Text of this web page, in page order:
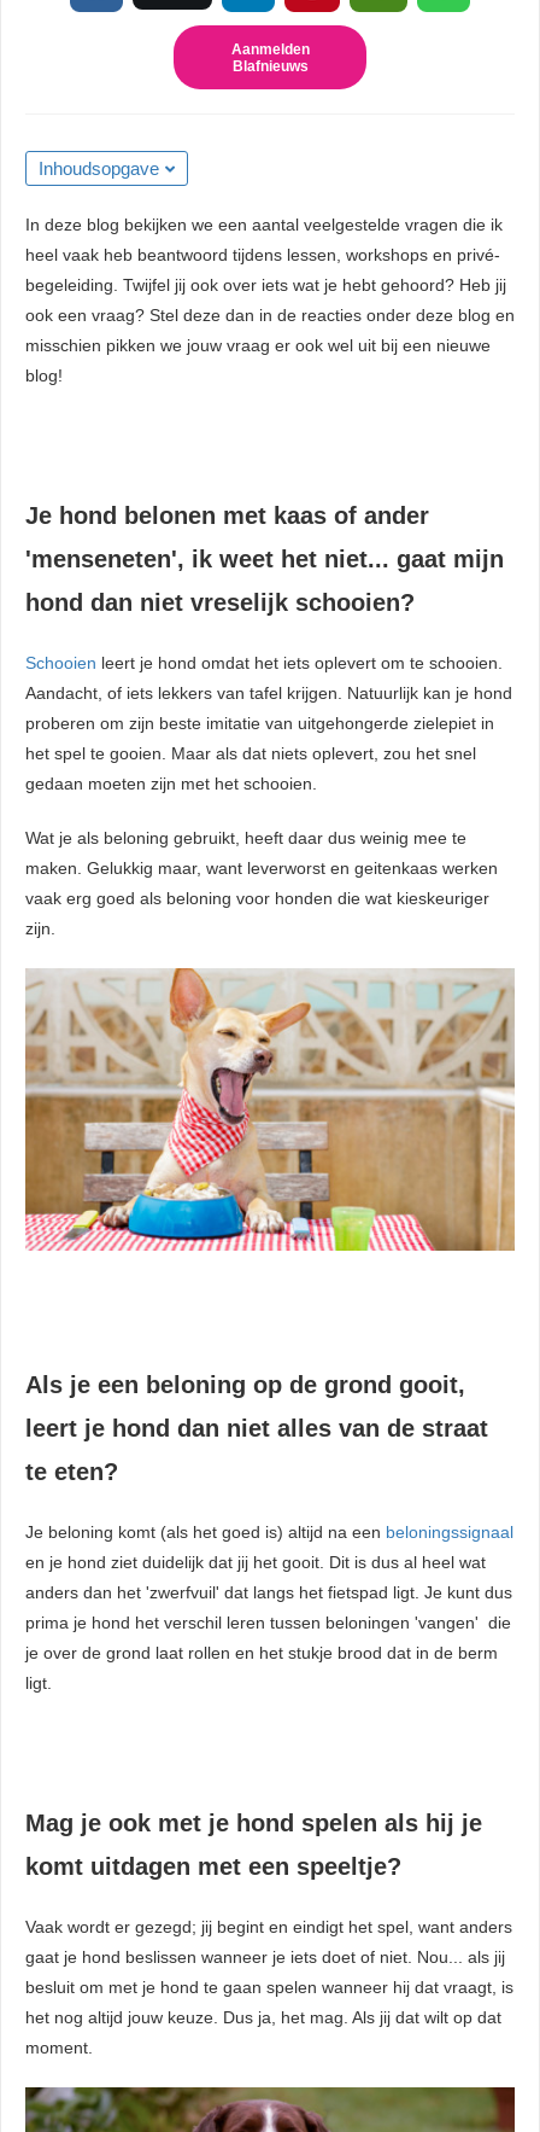
Aanmelden
Blafnieuws
Inhoudsopgave
In deze blog bekijken we een aantal veelgestelde vragen die ik
heel vaak heb beantwoord tijdens lessen, workshops en privé-
begeleiding. Twijfel jij ook over iets wat je hebt gehoord? Heb jij
ook een vraag? Stel deze dan in de reacties onder deze blog en
misschien pikken we jouw vraag er ook wel uit bij een nieuwe
blog!
Je hond belonen met kaas of ander
'menseneten', ik weet het niet... gaat mijn
hond dan niet vreselijk schooien?
Schooien leert je hond omdat het iets oplevert om te schooien.
Aandacht, of iets lekkers van tafel krijgen. Natuurlijk kan je hond
proberen om zijn beste imitatie van uitgehongerde zielepiet in
het spel te gooien. Maar als dat niets oplevert, zou het snel
gedaan moeten zijn met het schooien.
Wat je als beloning gebruikt, heeft daar dus weinig mee te
maken. Gelukkig maar, want leverworst en geitenkaas werken
vaak erg goed als beloning voor honden die wat kieskeuriger
zijn.
Als je een beloning op de grond gooit,
leert je hond dan niet alles van de straat
te eten?
Je beloning komt (als het goed is) altijd na een beloningssignaal
en je hond ziet duidelijk dat jij het gooit. Dit is dus al heel wat
anders dan het 'zwerfvuil' dat langs het fietspad ligt. Je kunt dus
prima je hond het verschil leren tussen beloningen 'vangen' die
je over de grond laat rollen en het stukje brood dat in de berm
ligt.
Mag je ook met je hond spelen als hij je
komt uitdagen met een speeltje?
Vaak wordt er gezegd; jij begint en eindigt het spel, want anders
gaat je hond beslissen wanneer je iets doet of niet. Nou... als jij
besluit om met je hond te gaan spelen wanneer hij dat vraagt, is
het nog altijd jouw keuze. Dus ja, het mag. Als jij dat wilt op dat
moment.
cookies
van een
te
Hierdoor